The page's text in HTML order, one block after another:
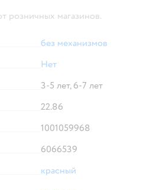
розничных магазинов.
без механизмов
Нет
3-5 лет, 6-7 лет
22.86
1001059968
6066539
красный